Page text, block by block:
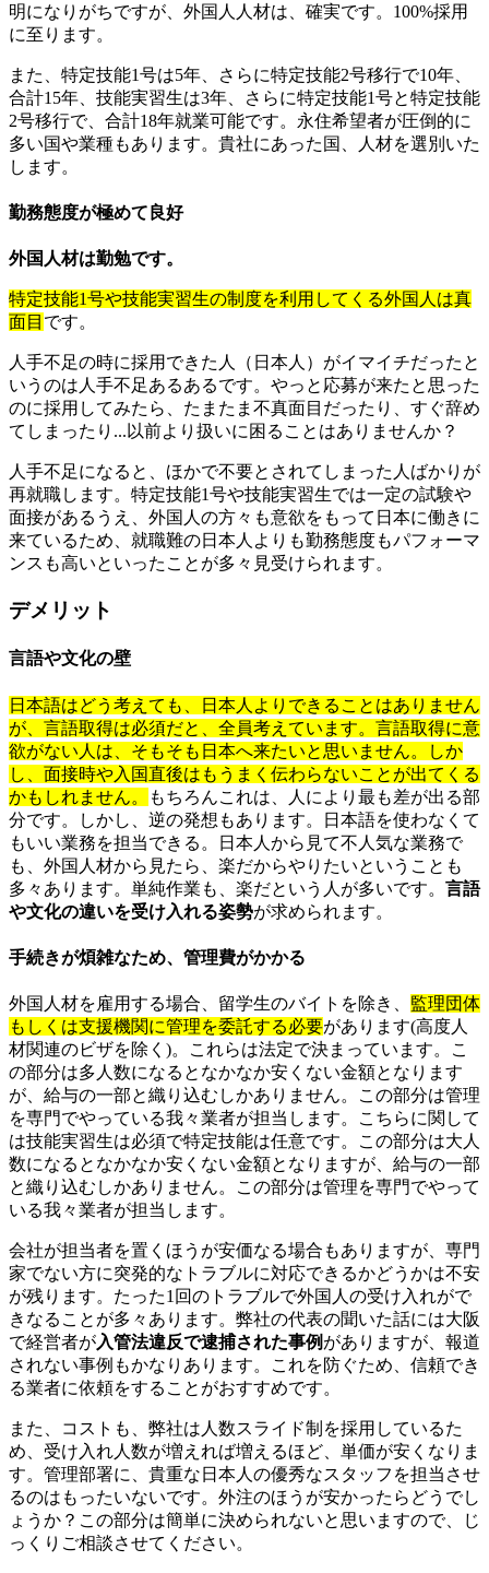
明になりがちですが、外国人人材は、確実です。100%採用
に至ります。
また、特定技能1号は5年、さらに特定技能2号移行で10年、
合計15年、技能実習生は3年、さらに特定技能1号と特定技能
2号移行で、合計18年就業可能です。永住希望者が圧倒的に
多い国や業種もあります。貴社にあった国、人材を選別いた
します。
勤務態度が極めて良好
外国人材は勤勉です。
特定技能1号や技能実習生の制度を利用してくる外国人は真
面目 です。
人手不足の時に採用できた人（日本人）がイマイチだったと
いうのは人手不足あるあるです。やっと応募が来たと思った
のに採用してみたら、たまたま不真面目だったり、すぐ辞め
てしまったり...以前より扱いに困ることはありませんか？
人手不足になると、ほかで不要とされてしまった人ばかりが
再就職します。特定技能1号や技能実習生では一定の試験や
面接があるうえ、外国人の方々も意欲をもって日本に働きに
来ているため、就職難の日本人よりも勤務態度もパフォーマ
ンスも高いといったことが多々見受けられます。
デメリット
言語や文化の壁
日本語はどう考えても、日本人よりできることはありません
が、言語取得は必須だと、全員考えています。言語取得に意
欲がない人は、そもそも日本へ来たいと思いません。しか
し、面接時や入国直後はもうまく伝わらないことが出てくる
かもしれません。
もちろんこれは、人により最も差が出る部
分です。しかし、逆の発想もあります。日本語を使わなくて
もいい業務を担当できる。日本人から見て不人気な業務で
も、外国人材から見たら、楽だからやりたいということも
多々あります。単純作業も、楽だという人が多いです。 言語
や文化の違いを受け入れる姿勢が求められます。
手続きが煩雑なため、管理費がかかる
外国人材を雇用する場合、留学生のバイトを除き、 監理団体
もしくは支援機関に管理を委託する必要があります(高度人
材関連のビザを除く)。これらは法定で決まっています。こ
の部分は多人数になるとなかなか安くない金額となります
が、給与の一部と織り込むしかありません。この部分は管理
を専門でやっている我々業者が担当します。こちらに関して
は技能実習生は必須で特定技能は任意です。この部分は大人
数になるとなかなか安くない金額となりますが、給与の一部
と織り込むしかありません。この部分は管理を専門でやって
いる我々業者が担当します。
会社が担当者を置くほうが安価なる場合もありますが、専門
家でない方に突発的なトラブルに対応できるかどうかは不安
が残ります。たった1回のトラブルで外国人の受け入れがで
きなることが多々あります。弊社の代表の聞いた話には大阪
で経営者が入管法違反で逮捕された事例 がありますが、報道
されない事例もかなりあります。これを防ぐため、信頼でき
る業者に依頼をすることがおすすめです。
また、コストも、弊社は人数スライド制を採用しているた
め、受け入れ人数が増えれば増えるほど、単価が安くなりま
す。管理部署に、貴重な日本人の優秀なスタッフを担当させ
るのはもったいないです。外注のほうが安かったらどうでし
ょうか？この部分は簡単に決められないと思いますので、じ
っくりご相談させてください。